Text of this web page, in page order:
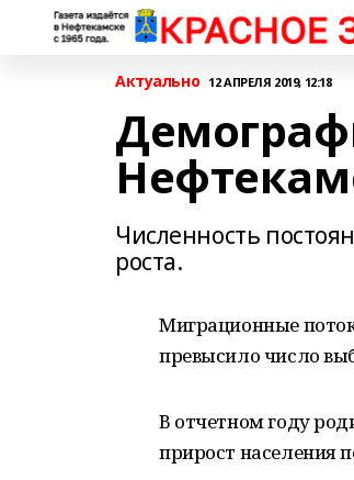
Актуально 12 АПРЕЛЯ 2019, 12:18
Численность
роста.
Миграционные
превысило число
В отчетном году
прирост населения